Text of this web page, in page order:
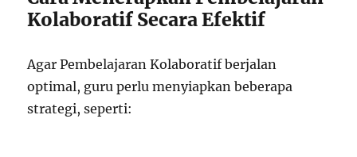
Kolaboratif Secara Efektif
Agar Pembelajaran Kolaboratif berjalan
optimal, guru perlu menyiapkan beberapa
strategi, seperti: